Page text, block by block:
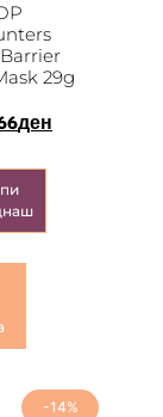
29g
ден
-14%